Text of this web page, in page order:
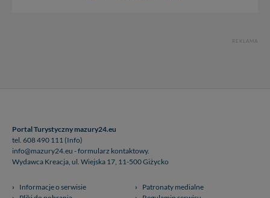
REKLAMA
Portal Turystyczny mazury24.eu
tel. 608 490 111 (Info)
info@mazury24.eu - formularz kontaktowy.
Wydawca Kreacja, ul. Wiejska 17, 11-500 Giżycko
Informacje o serwisie
Patronaty medialne